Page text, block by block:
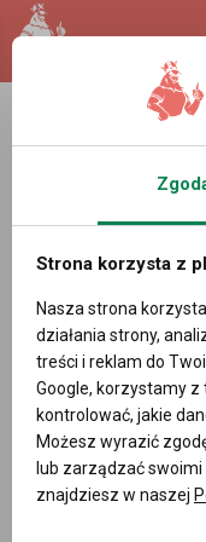
LANCASTER
37.3 °C
Lista
Powiadom mnie o
Strona korzysta z
Nasza strona
działania strony,
treści i reklam do
Google, korzystamy
kontrolować, jakie
Możesz wyrazić
lub zarządzać
znajdziesz w naszej